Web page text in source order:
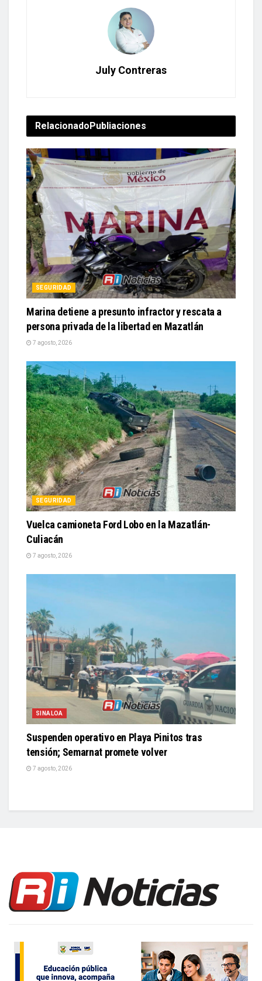
July Contreras
Relacionado Publiaciones
SEGURIDAD
Marina detiene a presunto infractor y rescata a
persona privada de la libertad en Mazatlán
7 agosto, 2026
SEGURIDAD
Vuelca camioneta Ford Lobo en la Mazatlán-
Culiacán
7 agosto, 2026
SINALOA
Suspenden operativo en Playa Pinitos tras
tensión; Semarnat promete volver
7 agosto, 2026